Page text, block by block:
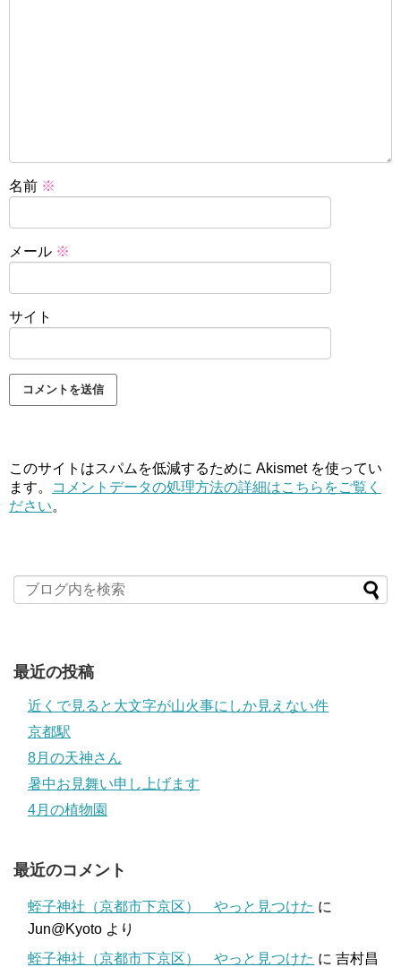
名前 ※
メール ※
サイト
このサイトはスパムを低減するために Akismet を使ってい
ます。
コメントデータの処理方法の詳細はこちらをご覧く
ださい。
最近の投稿
近くで見ると大文字が山火事にしか見えない件
京都駅
8月の天神さん
暑中お見舞い申し上げます
4月の植物園
最近のコメント
蛭子神社（京都市下京区） やっと見つけた に
Jun@Kyoto より
蛭子神社（京都市下京区） やっと見つけた に 吉村昌